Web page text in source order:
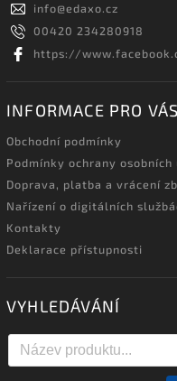
info@edaxo.cz
00420 234280918
https://
INFORMACE PRO VÁS
Obchodní podmínky
Podmínky ochrany osobních
Doprava, platba a vrácení
Nařízení o digitálních
Kontakty
Deklarace přístupnosti
VYHLEDÁVÁNÍ